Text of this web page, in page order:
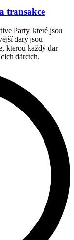
transakce
Party, které jsou
dary jsou
kterou každý dar
dárcích.